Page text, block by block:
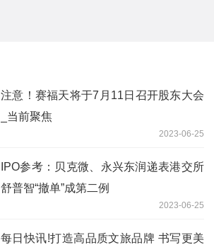
注意！赛福天将于7月11日召开股东大会
_当前聚焦
2023-06-25
IPO参考：贝克微、永兴东润递表港交所
舒普智“撤单”成第二例
2023-06-25
每日快讯!打造高品质文旅品牌 书写更美